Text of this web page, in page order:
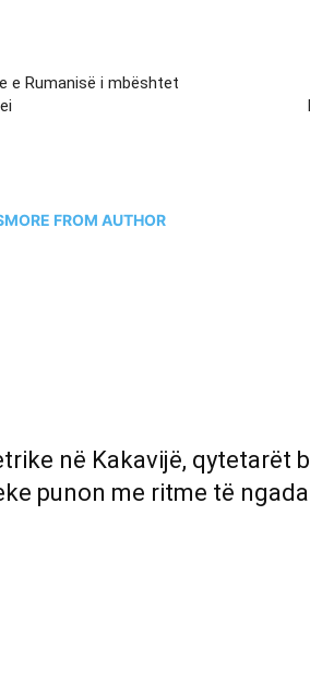
e Rumanisë i mbështet
MORE FROM AUTHOR
në Kakavijë, qytetarët
punon me ritme të